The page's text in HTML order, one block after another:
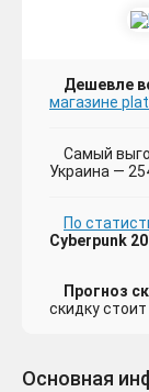
Дешевле
магазине
Самый
Украина —
По
Cyberpunk
Прогноз
скидку
Основная